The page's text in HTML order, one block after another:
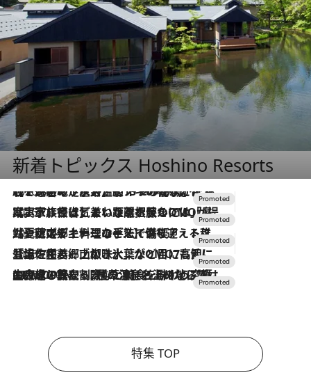
新着トピックス Hoshino Resorts
2026.8.7
【トンボの足水浴】ヒノキの香りに包まれて涼感マックス！約13℃の湧水かけ流しを避暑地「星野温泉 トンボの湯」で体験
2026.7.31
【ホテル帰省】という選択肢をOMOが提案。家族とほどよい距離を保つには「昼は実家、夜は気兼ねなくホテルで！」
2026.7.24
【夏限定ディナーコース】旬を迎える稚鮎や花ズッキーニなどをイタリア・トスカーナの郷土料理の手法で満喫！
2026.7.17
「土佐和ハーブかき氷」がOMO7高知に登場！生姜、山椒、大葉など目にも舌にも涼を呼ぶ郷土の味
2026.7.10
NEW OPEN！【界 草津】名湯の地に誕生。趣の異なる2種の温泉と上州ならではの会席・蕎麦割烹など美食を味わう究極の癒やし旅
特集 TOP